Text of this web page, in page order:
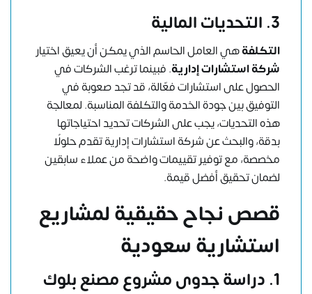
3. التحديات المالية
التكلفةهي العامل الحاسم الذي يمكن أن يعيق اختيار
شركة استشارات إدارية. فبينما ترغب الشركات في
الحصول على استشارات فعّالة، قد تجد صعوبة في
التوفيق بين جودة الخدمة والتكلفة المناسبة. لمعالجة
هذه التحديات، يجب على الشركات تحديد احتياجاتها
بدقة، والبحث عن شركة استشارات إدارية تقدم حلولًا
مخصصة، مع توفير تقييمات واضحة من عملاء سابقين
لضمان تحقيق أفضل قيمة.
قصص نجاح حقيقية لمشاريع
استشارية سعودية
1. دراسة جدوى مشروع مصنع بلوك